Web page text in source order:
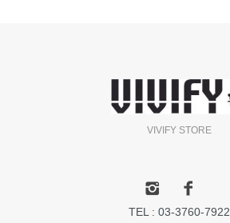
VIVIFY STORE
TEL : 03-3760-7922